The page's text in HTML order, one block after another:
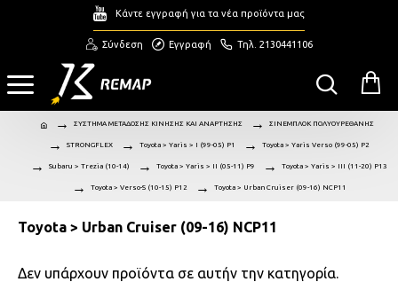
Κάντε εγγραφή για τα νέα προϊόντα μας
Σύνδεση Εγγραφή Τηλ. 2130441106
ΣΥΣΤΗΜΑ ΜΕΤΑΔΟΣΗΣ ΚΙΝΗΣΗΣ ΚΑΙ ΑΝΑΡΤΗΣΗΣ ΣΙΝΕΜΠΛΟΚ ΠΟΛΥΟΥΡΕΘΑΝΗΣ
STRONGFLEX Toyota > Yaris > I (99-05) P1 Toyota > Yaris Verso (99-05) P2
Subaru > Trezia (10-14) Toyota > Yaris > II (05-11) P9 Toyota > Yaris > III (11-20) P13
Toyota > Verso-S (10-15) P12 Toyota > Urban Cruiser (09-16) NCP11
Toyota > Urban Cruiser (09-16) NCP11
Δεν υπάρχουν προϊόντα σε αυτήν την κατηγορία.